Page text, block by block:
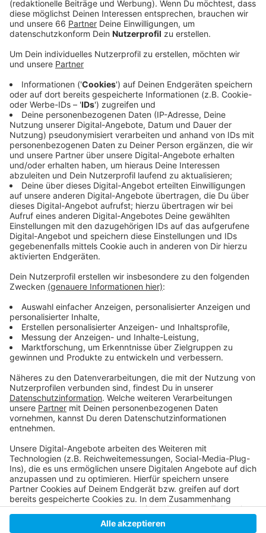
der Sanierung des Kreuzes ausgeführt. Es ist seit
Ende August schon das dritte und vorerst letzte
Sperr-Wochenende im Hildener Kreuz.
Veröffentlicht:Freitag, 17.09.2021 18:46
Anzeige
Das 50 Jahre alte Bauwerk wurde seit drei-einhalb
Jahren saniert. Seine Tragfähigkeits-Reserven waren
so gut wie aufgebraucht, heißt es von der Autobahn-
Gesellschaft. Täglich fahren dort rund 230.000
Fahrzeuge lang.
Anzeige
Weitere Infos und Links zum Thema
Anzeige
Dritte Vollsperrung Hildener Kreuz und
weiträumige Umleitungen:
SB50 der Rheinbahn ist zwischen Wersten und
Anzeige
Anzeige